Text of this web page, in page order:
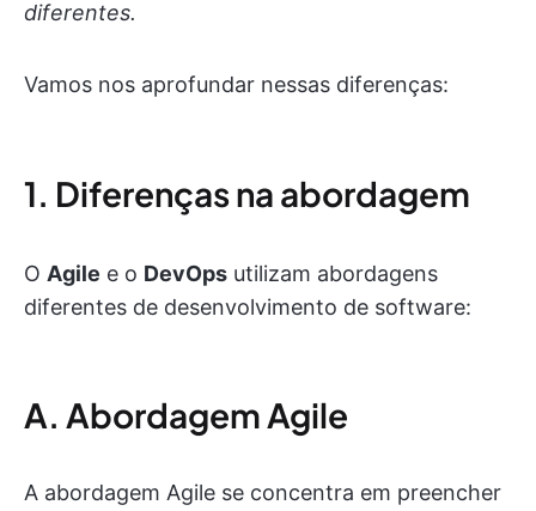
diferentes.
Vamos nos aprofundar nessas diferenças:
1. Diferenças na abordagem
O Agile e o DevOps utilizam abordagens
diferentes de desenvolvimento de software:
A. Abordagem Agile
A abordagem Agile se concentra em preencher